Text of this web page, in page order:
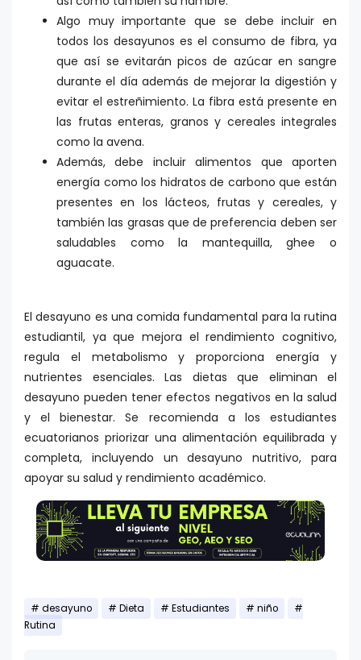
Algo muy importante que se debe incluir en
todos los desayunos es el consumo de fibra, ya
que así se evitarán picos de azúcar en sangre
durante el día además de mejorar la digestión y
evitar el estreñimiento. La fibra está presente en
las frutas enteras, granos y cereales integrales
como la avena.
Además, debe incluir alimentos que aporten
energía como los hidratos de carbono que están
presentes en los lácteos, frutas y cereales, y
también las grasas que de preferencia deben ser
saludables como la mantequilla, ghee o
aguacate.
El desayuno es una comida fundamental para la rutina
estudiantil, ya que mejora el rendimiento cognitivo,
regula el metabolismo y proporciona energía y
nutrientes esenciales. Las dietas que eliminan el
desayuno pueden tener efectos negativos en la salud
y el bienestar. Se recomienda a los estudiantes
ecuatorianos priorizar una alimentación equilibrada y
completa, incluyendo un desayuno nutritivo, para
apoyar su salud y rendimiento académico.
desayuno Dieta Estudiantes
niño
Rutina